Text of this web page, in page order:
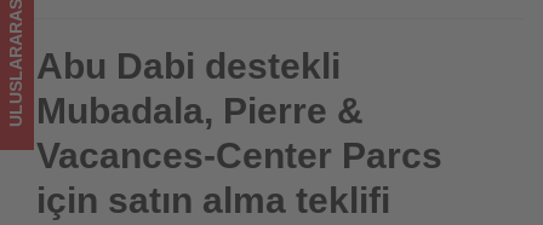
için
satın
alma
teklifi
sundu
Abu Dabi destekli Mubadala, Pierre & Vacances-Center
Parcs için satın alma teklifi sundu
ULUSLARARASI Abu Dabi destekli
Mubadala, Pierre &
Vacances-Center Parcs
için satın alma teklifi